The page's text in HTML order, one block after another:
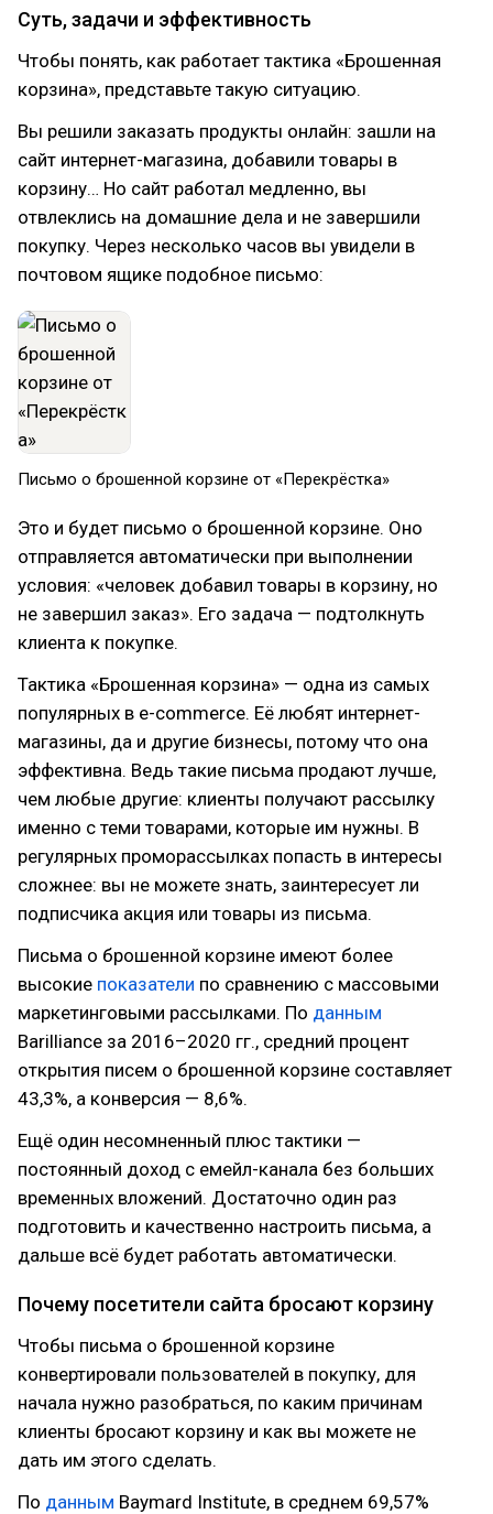
Суть, задачи и эффективность
Чтобы понять, как работает тактика «Брошенная
корзина», представьте такую ситуацию.
Вы решили заказать продукты онлайн: зашли на
сайт интернет-магазина, добавили товары в
корзину… Но сайт работал медленно, вы
отвлеклись на домашние дела и не завершили
покупку. Через несколько часов вы увидели в
почтовом ящике подобное письмо:
Письмо о брошенной корзине от «Перекрёстка»
Это и будет письмо о брошенной корзине. Оно
отправляется автоматически при выполнении
условия: «человек добавил товары в корзину, но
не завершил заказ». Его задача — подтолкнуть
клиента к покупке.
Тактика «Брошенная корзина» — одна из самых
популярных в e-commerce. Её любят интернет-
магазины, да и другие бизнесы, потому что она
эффективна. Ведь такие письма продают лучше,
чем любые другие: клиенты получают рассылку
именно с теми товарами, которые им нужны. В
регулярных проморассылках попасть в интересы
сложнее: вы не можете знать, заинтересует ли
подписчика акция или товары из письма.
Письма о брошенной корзине имеют более
высокие показатели по сравнению с массовыми
маркетинговыми рассылками. По данным
Barilliance за 2016–2020 гг., средний процент
открытия писем о брошенной корзине составляет
43,3%, а конверсия — 8,6%.
Ещё один несомненный плюс тактики —
постоянный доход с емейл-канала без больших
временных вложений. Достаточно один раз
подготовить и качественно настроить письма, а
дальше всё будет работать автоматически.
Почему посетители сайта бросают корзину
Чтобы письма о брошенной корзине
конвертировали пользователей в покупку, для
начала нужно разобраться, по каким причинам
клиенты бросают корзину и как вы можете не
дать им этого сделать.
По данным Baymard Institute, в среднем 69,57%